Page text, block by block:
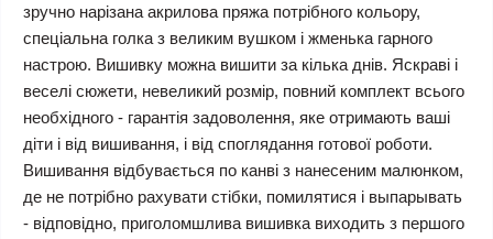
зручно нарізана акрилова пряжа потрібного кольору,
спеціальна голка з великим вушком і жменька гарного
настрою. Вишивку можна вишити за кілька днів. Яскраві і
веселі сюжети, невеликий розмір, повний комплект всього
необхідного - гарантія задоволення, яке отримають ваші
діти і від вишивання, і від споглядання готової роботи.
Вишивання відбувається по канві з нанесеним малюнком,
де не потрібно рахувати стібки, помилятися і выпарывать
- відповідно, приголомшлива вишивка виходить з першого